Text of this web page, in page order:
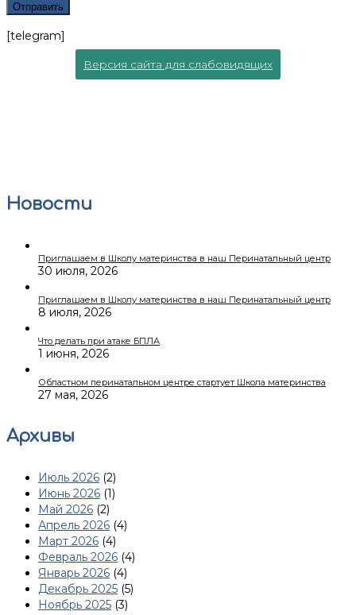
[telegram]
Версия сайта для слабовидящих
Новости
Приглашаем в Школу материнства в наш Перинатальный центр
30 июля, 2026
Приглашаем в Школу материнства в наш Перинатальный центр
8 июля, 2026
Что делать при атаке БПЛА
1 июня, 2026
Областном перинатальном центре стартует Школа материнства
27 мая, 2026
Архивы
Июль 2026 (2)
Июнь 2026 (1)
Май 2026 (2)
Апрель 2026 (4)
Март 2026 (4)
Февраль 2026 (4)
Январь 2026 (4)
Декабрь 2025 (5)
Ноябрь 2025 (3)